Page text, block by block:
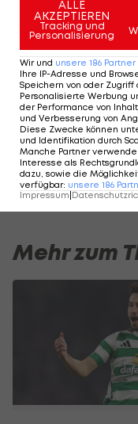
Der legendäre
Wacker Tirol I
Zwarakonferenz
Mehr zum
ALLE
AKZEPTIEREN
Tracking und
Personalisierung
Wir und unsere 186 Partner
Ihre IP-Adresse und
Speichern von oder
Personalisierte Werbung
der Performance von
und Verbesserung von
Diese Zwecke können
und Identifikation durch
Manche Partner
Interesse als
dazu, sowie die
verfügbar: unsere 186
Impressum